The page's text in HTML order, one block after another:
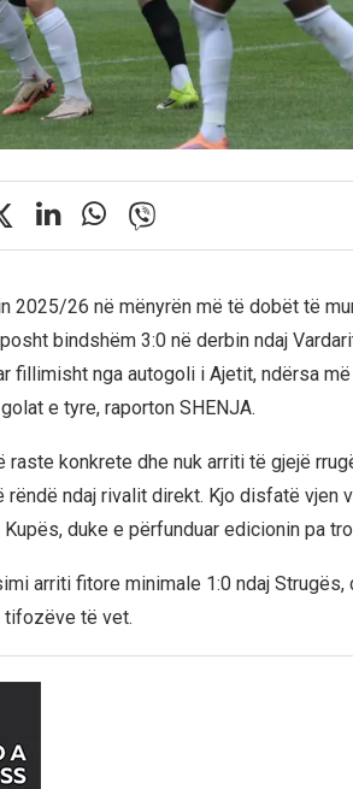
2025/26 në mënyrën më të dobët të
bindshëm 3:0 në derbin ndaj
fillimisht nga autogoli i Ajetit, ndërsa
e tyre, raporton SHENJA.
konkrete dhe nuk arriti të gjejë
ndaj rivalit direkt. Kjo disfatë vjen
duke e përfunduar edicionin pa
arriti fitore minimale 1:0 ndaj Strugës,
tifozëve të vet.